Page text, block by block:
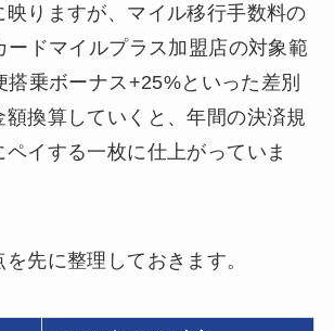
映りますが、マイル移行手数料の
ードマイルプラス加盟店の対象範
搭乗ボーナス+25%といった差別
額換算していくと、年間の決済規
イする一枚に仕上がっていま
先に整理しておきます。